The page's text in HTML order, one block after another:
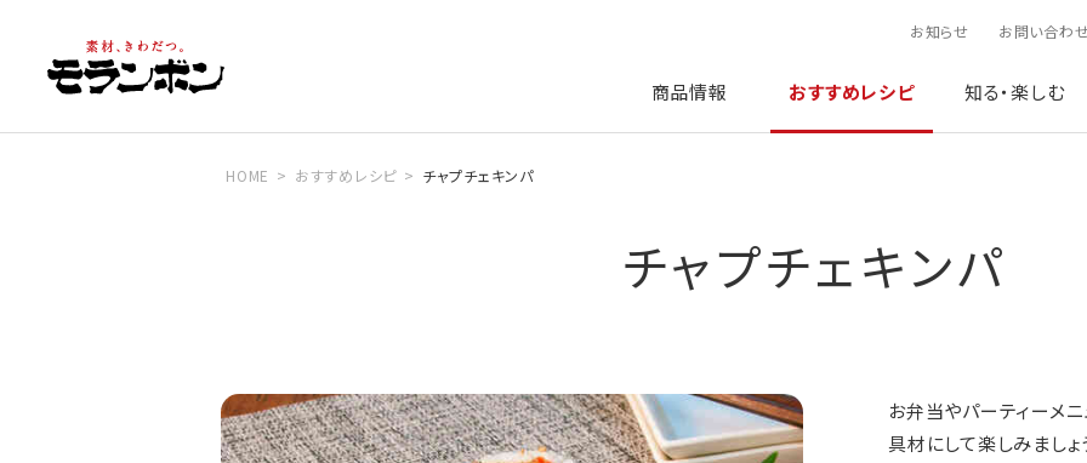
お知らせ お問い合わ
商品情報 おすすめレシピ 知る・楽しむ
HOME おすすめレシピ チャプチェキンパ
チャプチェキンパ
お弁当やパーティーメ
具材にして楽しみましょ